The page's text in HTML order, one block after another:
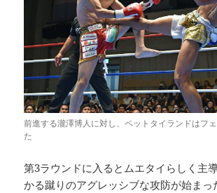
前進する瀧澤博人に対し、ペットタイランドはフ
た
第3ラウンドに入るとムエタイらしく主
かる蹴りのアグレッシブな攻防が始まっ